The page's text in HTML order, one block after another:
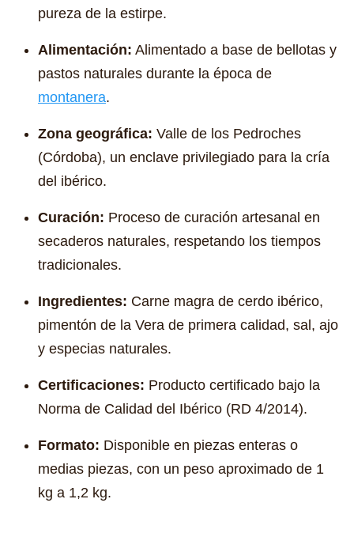
pureza de la estirpe.
Alimentación: Alimentado a base de bellotas y
pastos naturales durante la época de
montanera.
Zona geográfica: Valle de los Pedroches
(Córdoba), un enclave privilegiado para la cría
del ibérico.
Curación: Proceso de curación artesanal en
secaderos naturales, respetando los tiempos
tradicionales.
Ingredientes: Carne magra de cerdo ibérico,
pimentón de la Vera de primera calidad, sal, ajo
y especias naturales.
Certificaciones: Producto certificado bajo la
Norma de Calidad del Ibérico (RD 4/2014).
Formato: Disponible en piezas enteras o
medias piezas, con un peso aproximado de 1
kg a 1,2 kg.